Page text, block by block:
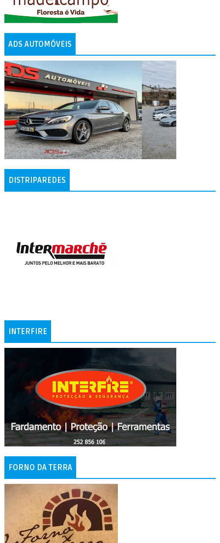
ADS AUTOMÓVEIS
DISTRIPAREDES
INTERFIRE
FORNO DA TERRA